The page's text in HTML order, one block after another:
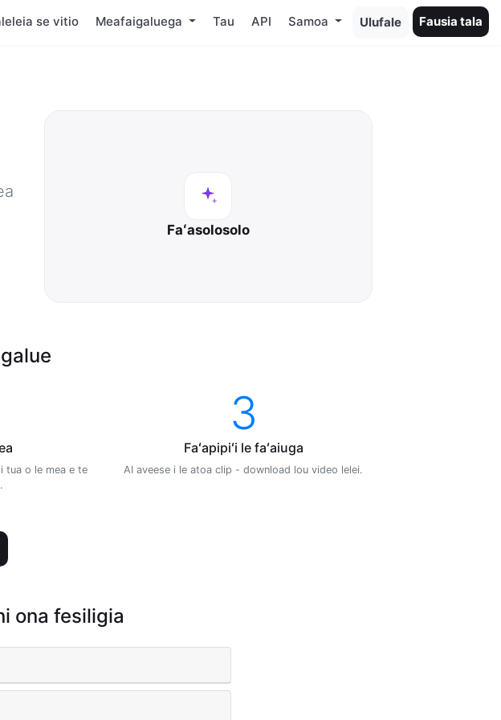
se vitio Meafaigaluega Tau API Samoa Ulufale Fausia tala
Faʻasolosolo
i tua o le mea e te
3
Faʻapipiʻi le faʻaiuga
AI aveese i le atoa clip - download lou video lelei.
ona fesiligia